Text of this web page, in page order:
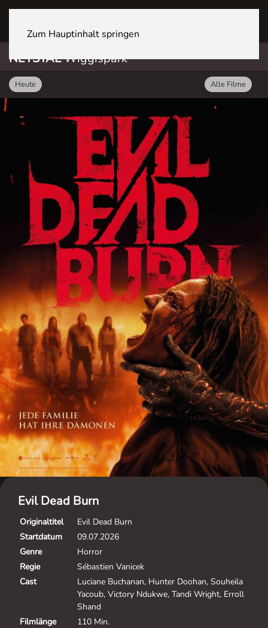
Zum Hauptinhalt springen
NETSTALWiggispark
Heute Alle Filme
Evil Dead Burn
Originaltitel
Evil Dead Burn
Startdatum
09.07.2026
Genre
Horror
Regie
Sébastien Vanicek
Cast
Luciane Buchanan, Hunter Doohan, Souheila
Yacoub, Victory Ndukwe, Tandi Wright, Erroll
Shand
Filmlänge
110 Min.